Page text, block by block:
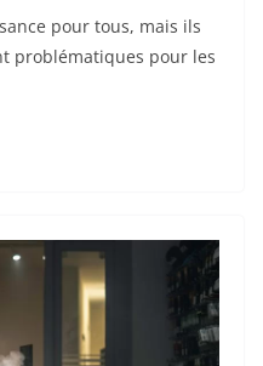
pour tous, mais ils
problématiques pour les